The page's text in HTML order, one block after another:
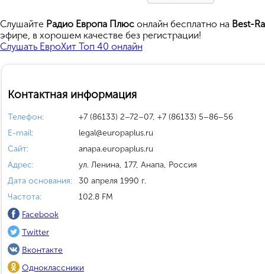
Cлушайте Радио Европа Плюс онлайн бесплатно на Best-
эфире, в хорошем качестве без регистрации!
Слушать ЕвроХит Топ 40 онлайн
Контактная информация
Телефон:
+7 (86133) 2–72–07, +7 (86133) 5–86–56
E-mail:
legal@europaplus.ru
Сайт:
anapa.europaplus.ru
Адрес:
ул. Ленина, 177, Анапа, Россия
Дата основания:
30 апреля 1990 г.
Частота:
102.8 FM
Facebook
Twitter
Вконтакте
Одноклассники